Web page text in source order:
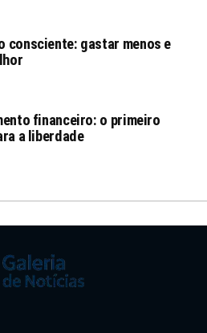
consciente: gastar menos e
financeiro: o primeiro
a liberdade